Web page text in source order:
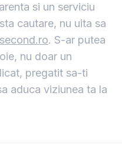
si un serviciu
cautare, nu uita sa
. S-ar putea
nu doar un
pregatit sa-ti
aduca viziunea ta la